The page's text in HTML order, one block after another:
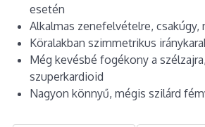
esetén
Alkalmas zenefelvételre, csakúgy,
Köralakban szimmetrikus
Még kevésbé fogékony a
szuperkardioid
Nagyon könnyű, mégis szilárd